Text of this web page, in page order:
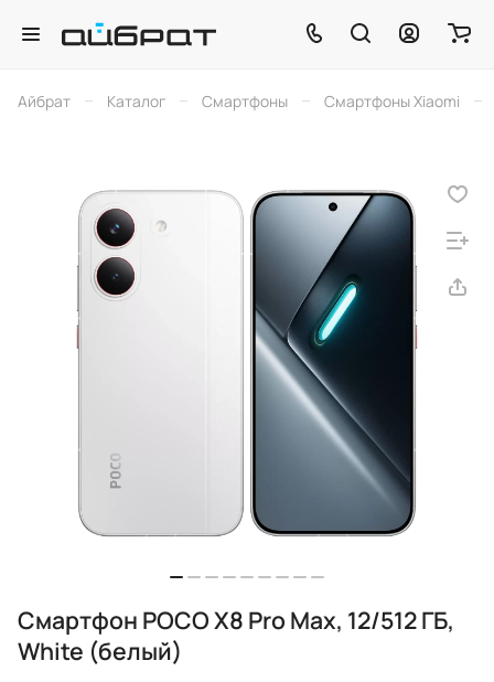
Айбрат – Каталог – Смартфоны – Смартфоны Xiaomi –
Смартфон POCO X8 Pro Max, 12/512 ГБ,
White (белый)